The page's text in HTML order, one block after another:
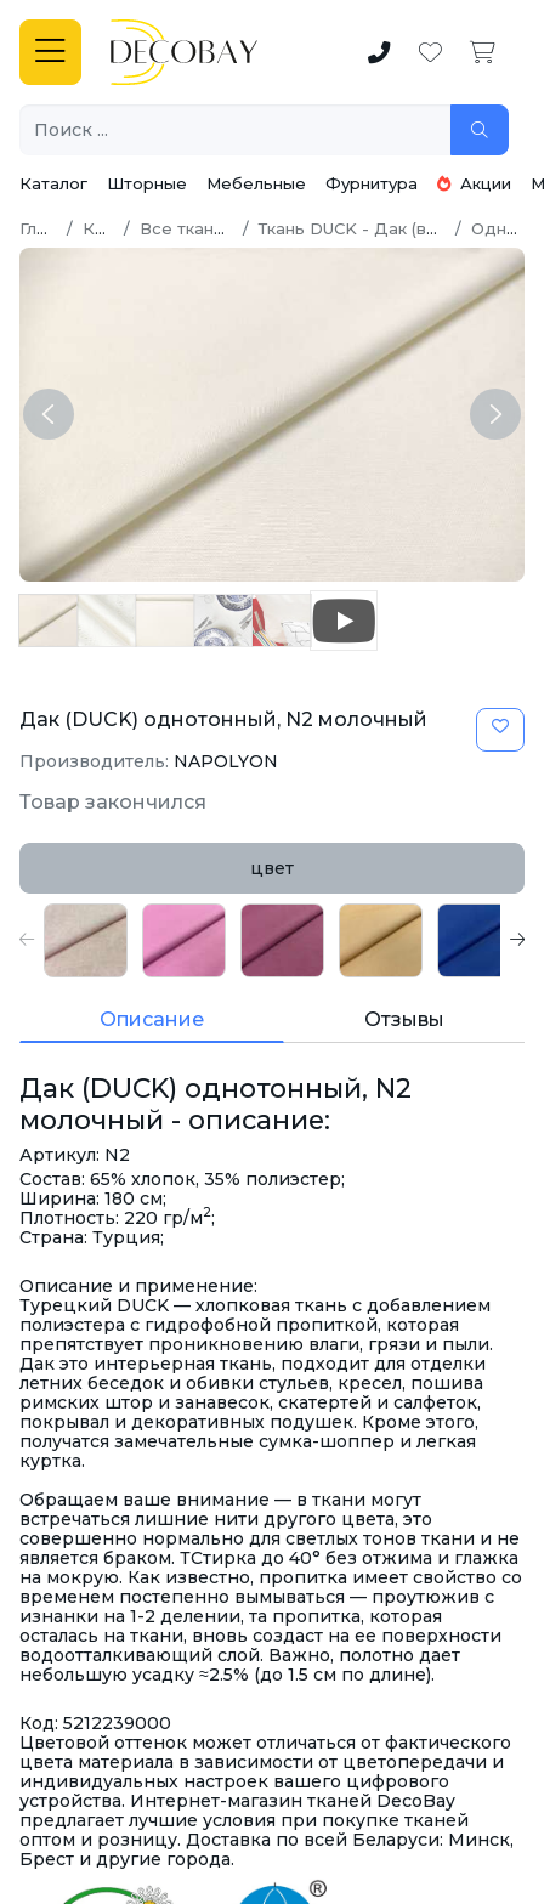
Каталог Шторные Мебельные Фурнитура Акции
Главная Каталог Все ткани для шитья Ткань DUCK - Дак (водоотталкивающая) Однотонный
Previous Next
Дак (DUCK) однотонный, N2 молочный
Производитель: NAPOLYON
Товар закончился
цвет
Описание Отзывы
Дак (DUCK) однотонный, N2
молочный - описание:
Артикул: N2
Состав: 65% хлопок, 35% полиэстер;
Ширина: 180 см;
Плотность: 220 гр/м2;
Страна: Турция;
Описание и применение:
Турецкий DUCK — хлопковая ткань с добавлением
полиэстера с гидрофобной пропиткой, которая
препятствует проникновению влаги, грязи и пыли.
Дак это интерьерная ткань, подходит для отделки
летних беседок и обивки стульев, кресел, пошива
римских штор и занавесок, скатертей и салфеток,
покрывал и декоративных подушек. Кроме этого,
получатся замечательные сумка-шоппер и легкая
куртка.
Обращаем ваше внимание — в ткани могут
встречаться лишние нити другого цвета, это
совершенно нормально для светлых тонов ткани и не
является браком. ТСтирка до 40° без отжима и глажка
на мокрую. Как известно, пропитка имеет свойство со
временем постепенно вымываться — проутюжив с
изнанки на 1-2 делении, та пропитка, которая
осталась на ткани, вновь создаст на ее поверхности
водоотталкивающий слой. Важно, полотно дает
небольшую усадку ≈2.5% (до 1.5 см по длине).
Код: 5212239000
Цветовой оттенок может отличаться от фактического
цвета материала в зависимости от цветопередачи и
индивидуальных настроек вашего цифрового
устройства. Интернет-магазин тканей DecoBay
предлагает лучшие условия при покупке тканей
оптом и розницу. Доставка по всей Беларуси: Минск,
Брест и другие города.